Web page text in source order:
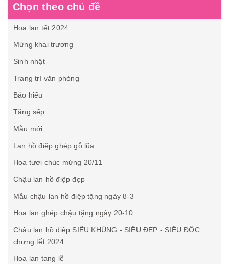
Chọn theo chủ đề
Hoa lan tết 2024
Mừng khai trương
Sinh nhật
Trang trí văn phòng
Báo hiếu
Tặng sếp
Mẫu mới
Lan hồ điệp ghép gỗ lũa
Hoa tươi chúc mừng 20/11
Chậu lan hồ điệp đẹp
Mẫu chậu lan hồ điệp tặng ngày 8-3
Hoa lan ghép chậu tặng ngày 20-10
Chậu lan hồ điệp SIÊU KHỦNG - SIÊU ĐẸP - SIÊU ĐỘC
chưng tết 2024
Hoa lan tang lễ